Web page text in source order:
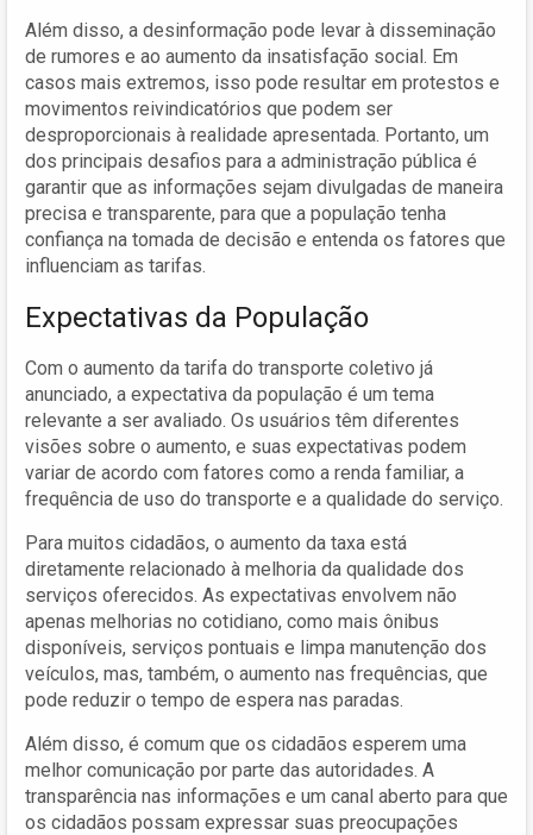
Além disso, a desinformação pode levar à disseminação
de rumores e ao aumento da insatisfação social. Em
casos mais extremos, isso pode resultar em protestos e
movimentos reivindicatórios que podem ser
desproporcionais à realidade apresentada. Portanto, um
dos principais desafios para a administração pública é
garantir que as informações sejam divulgadas de maneira
precisa e transparente, para que a população tenha
confiança na tomada de decisão e entenda os fatores que
influenciam as tarifas.
Expectativas da População
Com o aumento da tarifa do transporte coletivo já
anunciado, a expectativa da população é um tema
relevante a ser avaliado. Os usuários têm diferentes
visões sobre o aumento, e suas expectativas podem
variar de acordo com fatores como a renda familiar, a
frequência de uso do transporte e a qualidade do serviço.
Para muitos cidadãos, o aumento da taxa está
diretamente relacionado à melhoria da qualidade dos
serviços oferecidos. As expectativas envolvem não
apenas melhorias no cotidiano, como mais ônibus
disponíveis, serviços pontuais e limpa manutenção dos
veículos, mas, também, o aumento nas frequências, que
pode reduzir o tempo de espera nas paradas.
Além disso, é comum que os cidadãos esperem uma
melhor comunicação por parte das autoridades. A
transparência nas informações e um canal aberto para que
os cidadãos possam expressar suas preocupações